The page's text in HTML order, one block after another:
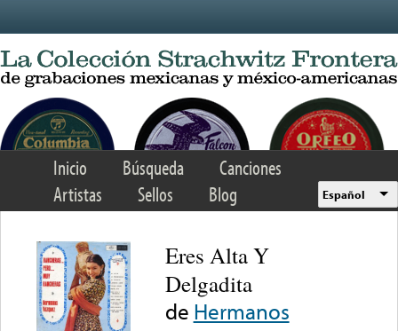
Inicio Búsqueda
Canciones
Artistas
Sellos Blog Español
Eres Alta Y
Delgadita
de Hermanos